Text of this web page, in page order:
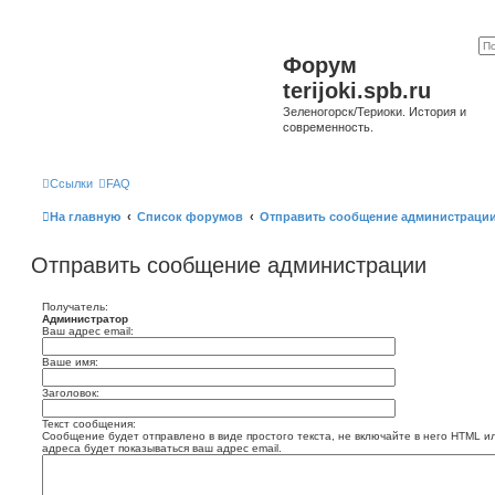
Форум
terijoki.spb.ru
Зеленогорск/Териоки. История и
современность.
Ссылки FAQ
На главную Список форумов Отправить сообщение
Отправить сообщение администрации
Получатель:
Администратор
Ваш адрес email:
Ваше имя:
Заголовок:
Текст сообщения:
Сообщение будет отправлено в виде простого текста, не включайте в него HTML
адреса будет показываться ваш адрес email.